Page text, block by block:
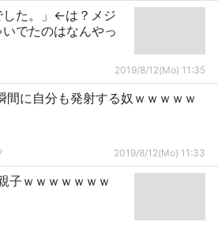
した。」←は？メジ
でたのはなんやっ
2019/8/12(Mo) 11:35
間に自分も発射する奴ｗｗｗｗｗ
2019/8/12(Mo) 11:33
子ｗｗｗｗｗｗｗ